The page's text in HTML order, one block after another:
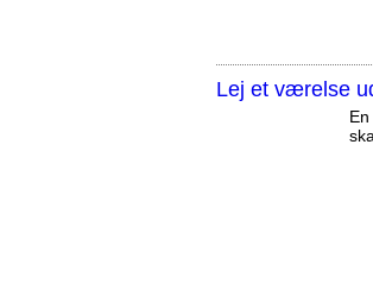
Lej et værelse